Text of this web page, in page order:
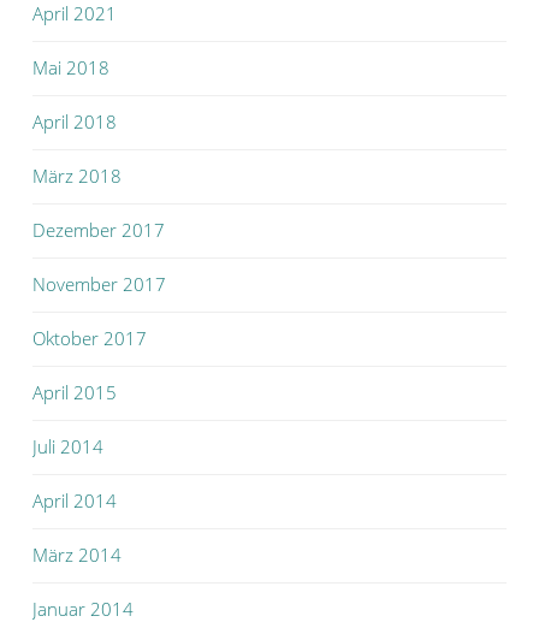
April 2021
Mai 2018
April 2018
März 2018
Dezember 2017
November 2017
Oktober 2017
April 2015
Juli 2014
April 2014
März 2014
Januar 2014